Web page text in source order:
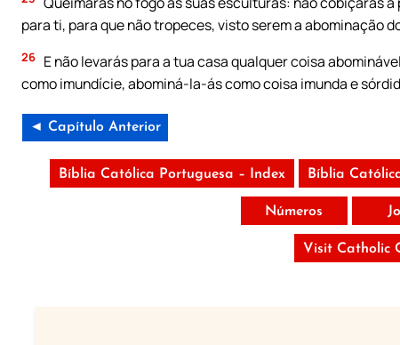
para ti, para que não tropeces, visto serem a abominação
26 E não levarás para a tua casa qualquer coisa
como imundície, abominá-la-ás como coisa imunda e
◄ Capítulo Anterior
Bíblia Católica Portuguesa – Index Bíblia
Números
Visit Catholic